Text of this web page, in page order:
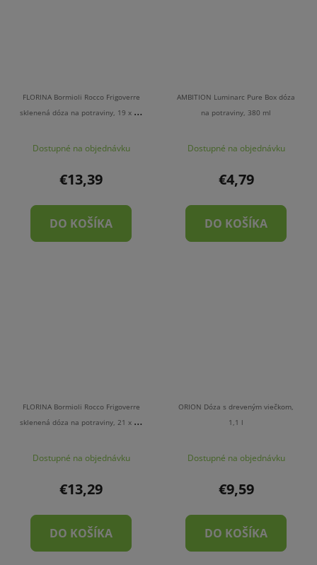
FLORINA Bormioli Rocco Frigoverre
sklenená dóza na potraviny, 19 x 19
Dostupné na objednávku
€13,39
DO KOŠÍKA
AMBITION Luminarc Pure Box dóza
na potraviny, 380 ml
Dostupné na objednávku
€4,79
DO KOŠÍKA
FLORINA Bormioli Rocco Frigoverre
sklenená dóza na potraviny, 21 x 13
Dostupné na objednávku
€13,29
DO KOŠÍKA
ORION Dóza s dreveným viečkom,
1,1 l
Dostupné na objednávku
€9,59
DO KOŠÍKA